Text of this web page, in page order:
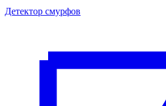
Детектор смурфов